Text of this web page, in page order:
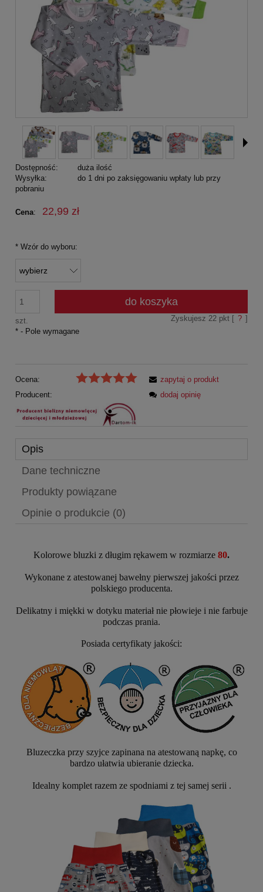
Dostępność:
duża ilość
Wysyłka:
do 1 dni po zaksięgowaniu wpłaty lub przy
pobraniu
Cena: 22,99 zł
* Wzór do wyboru:
szt.
do koszyka
Zyskujesz 22pkt [ ? ]
* - Pole wymagane
Ocena:
Producent:
zapytaj o produkt
dodaj opinię
Opis
Dane techniczne
Produkty powiązane
Opinie o produkcie (0)
Kolorowe bluzki z długim rękawem w rozmiarze 80.
Wykonane z atestowanej bawełny pierwszej jakości przez
polskiego producenta.
Delikatny i miękki w dotyku materiał nie płowieje i nie farbuje
podczas prania.
Posiada certyfikaty jakości:
Bluzeczka przy szyjce zapinana na atestowaną napkę, co
bardzo ułatwia ubieranie dziecka.
Idealny komplet razem ze spodniami z tej samej serii .